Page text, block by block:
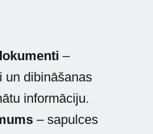
–
un dibināšanas
informāciju.
– sapulces